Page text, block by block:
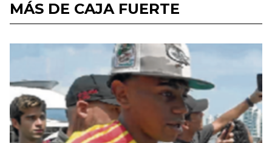
MÁS DE CAJA FUERTE